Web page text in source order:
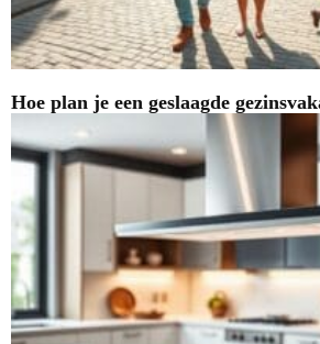
Hoe plan je een geslaagde